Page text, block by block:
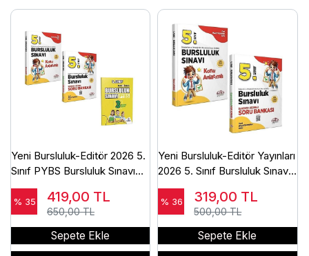
Yeni Bursluluk-Editör 2026 5.
Sınıf PYBS Bursluluk Sınavı
Konu + Soru Bankası+Kurul 3
Deneme Seti
% 35 419,00 TL
650,00 TL
Sepete Ekle
Yeni Bursluluk-Editör Yayınları
2026 5. Sınıf Bursluluk Sınavı
Konu Anlatımlı+Soru Bankası
Seti(2Kitap)
% 36 319,00 TL
500,00 TL
Sepete Ekle